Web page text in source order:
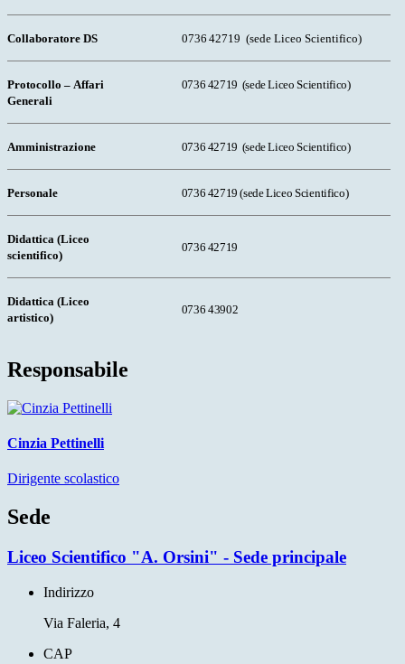
Collaboratore DS 0736 42719 (sede Liceo Scientifico)
Protocollo – Affari
Generali
0736 42719 (sedeLiceo Scientifico)
Amministrazione 0736 42719 (sedeLiceo Scientifico)
Personale 0736 42719 (sedeLiceo Scientifico)
Didattica (Liceo
scientifico)
0736 42719
Didattica (Liceo
artistico)
0736 43902
Responsabile
Cinzia Pettinelli
Dirigente scolastico
Sede
Liceo Scientifico "A. Orsini" - Sede principale
Indirizzo
Via Faleria, 4
CAP